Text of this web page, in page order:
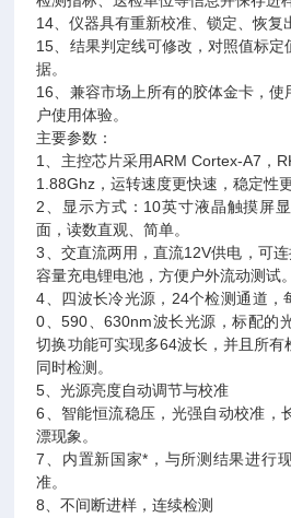
14、仪器具有重新校准、锁定、恢复
15、结果判定线可修改，对照值标定
据。
16、兼容市场上所有的胶体金卡，
户使用体验。
主要参数：
1、主控芯片采用ARM Cortex-A7，
1.88Ghz，运转速度更快速，稳定性
2、显示方式：10英寸液晶触摸屏
面，读数直观、简单。
3、交直流两用，直流12V供电，可
容量充电锂电池，方便户外流动测试
4、四波长冷光源，24个检测通道，
0、590、630nm波长光源，标配的
切换功能可实现多64波长，并且所有
同时检测。
5、光源亮度自动调节与校准
6、智能恒流稳压，光强自动校准，
漂现象。
7、内置新国家*，与所测结果进行
准。
8、不间断进样，连续检测